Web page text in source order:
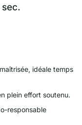
idéale temps
plein effort soutenu.
responsable